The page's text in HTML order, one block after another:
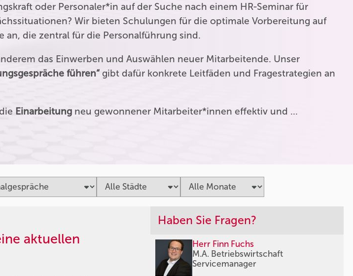
oder Personaler*in auf der Suche nach einem HR-Seminar für
Wir bieten Schulungen für die optimale Vorbereitung auf
an, die zentral für die Personalführung sind.
das Einwerben und Auswählen neuer Mitarbeitende. Unser
führen“ gibt dafür konkrete Leitfäden und Fragestrategien an
Einarbeitung neu gewonnener Mitarbeiter*innen effektiv und …
aktuellen
Haben Sie Fragen?
Herr Finn Fuchs
M.A. Betriebswirtschaft
Servicemanager